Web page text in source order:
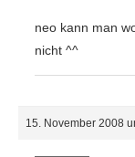
neo kann man
nicht ^^
15. November 2008